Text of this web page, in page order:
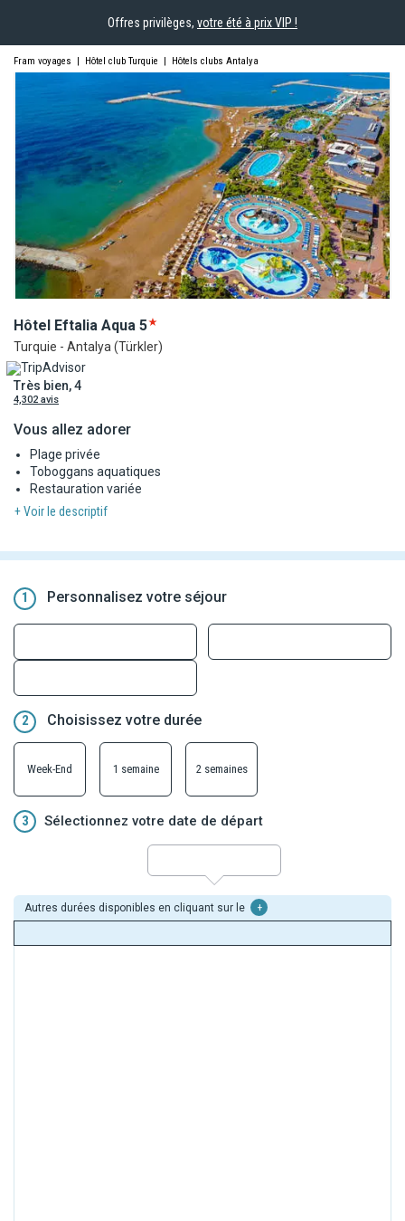
Offres privilèges, votre été à prix VIP !
Fram voyages | Hôtel club Turquie | Hôtels clubs Antalya
Hôtel Eftalia Aqua 5
Turquie - Antalya (Türkler)
Très bien, 4
4,302 avis
Vous allez adorer
Plage privée
Toboggans aquatiques
Restauration variée
+ Voir le descriptif
1 Personnalisez votre séjour
2 Choisissez votre durée
Week-End 1 semaine 2 semaines
3 Sélectionnez votre date de départ
Autres durées disponibles en cliquant sur le +